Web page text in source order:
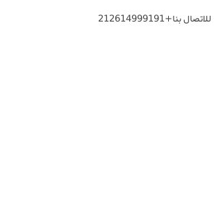
للاتصال بنا+212614999191